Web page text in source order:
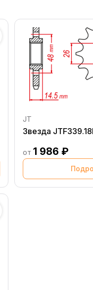
JT
Звезда
от 1 986 ₽